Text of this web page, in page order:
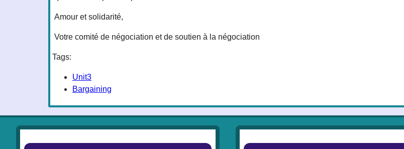
Amour et solidarité,
Votre comité de négociation et de soutien à la négociation
Tags:
Unit3
Bargaining